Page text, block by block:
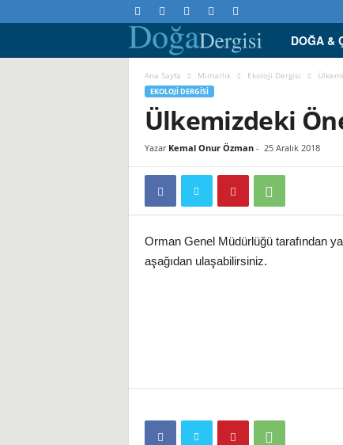
o
ğ
a
D
e
r
i
DOĞA &
Ana Sayfa Mimarlık Ekoloji Dergisi
EKOLOJI DERGISI
Ülkemizdeki
Yazar Kemal Onur Özman- 25 Aralık 2018
Orman Genel Müdürlüğü tarafından
aşağıdan ulaşabilirsiniz.